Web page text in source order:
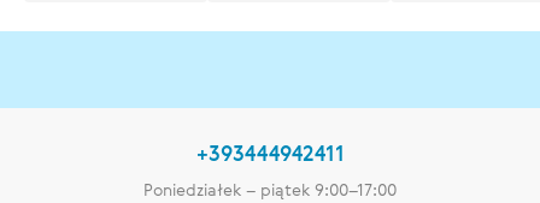
+393444942411
Poniedziałek – piątek 9:00–17:00